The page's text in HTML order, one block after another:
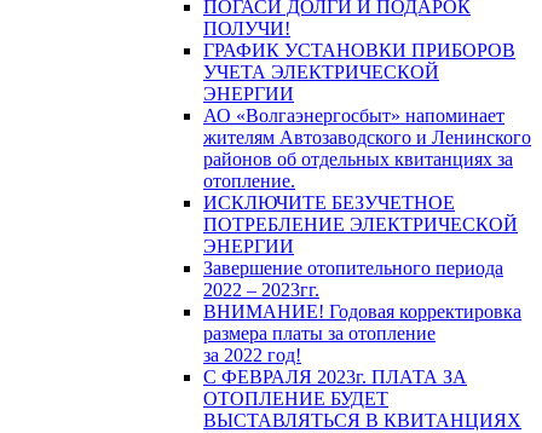
ПОГАСИ ДОЛГИ И ПОДАРОК
ПОЛУЧИ!
ГРАФИК УСТАНОВКИ ПРИБОРОВ
УЧЕТА ЭЛЕКТРИЧЕСКОЙ
ЭНЕРГИИ
АО «Волгаэнергосбыт» напоминает
жителям Автозаводского и Ленинского
районов об отдельных квитанциях за
отопление.
ИСКЛЮЧИТЕ БЕЗУЧЕТНОЕ
ПОТРЕБЛЕНИЕ ЭЛЕКТРИЧЕСКОЙ
ЭНЕРГИИ
Завершение отопительного периода
2022 – 2023гг.
ВНИМАНИЕ! Годовая корректировка
размера платы за отопление
за 2022 год!
С ФЕВРАЛЯ 2023г. ПЛАТА ЗА
ОТОПЛЕНИЕ БУДЕТ
ВЫСТАВЛЯТЬСЯ В КВИТАНЦИЯХ